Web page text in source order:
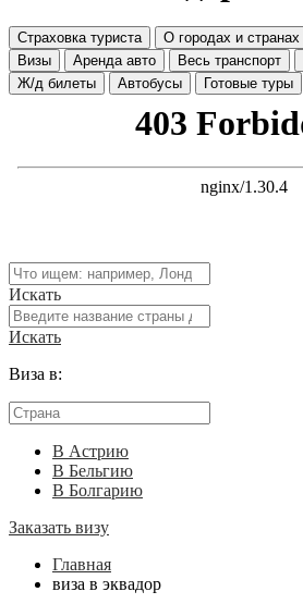
Страховка туриста О городах и странах
Визы
Аренда авто Весь транспорт
Ж/д билеты
Автобусы Готовые туры
Искать
Искать
Виза в:
В Астрию
В Бельгию
В Болгарию
Заказать визу
Главная
виза в эквадор